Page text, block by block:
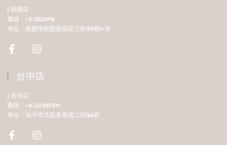
| 桃園店
電話：03-3321991
地址：桃園市桃園區保定三街89巷10號
台中店
| 台中店
電話：04-22987890
地址：台中市北區青島路二段46號